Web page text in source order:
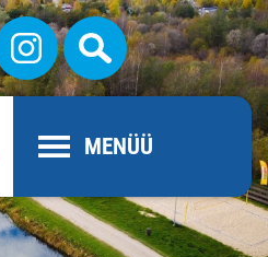
MENÜÜ